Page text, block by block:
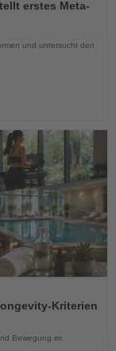
erstes Meta-
und untersucht den
Kriterien
Bewegung im